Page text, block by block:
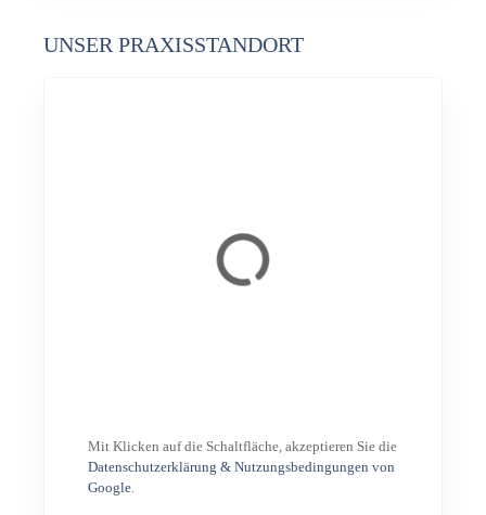
UNSER PRAXISSTANDORT
Mit Klicken auf die Schaltfläche, akzeptieren Sie die
Datenschutzerklärung & Nutzungsbedingungen von
Google.